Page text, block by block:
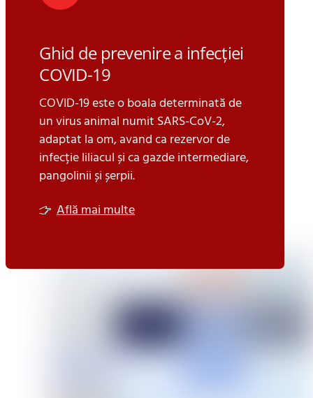
Ghid de prevenire a infecției
COVID-19
COVID-19 este o boala determinată de
un virus animal numit SARS-CoV-2,
adaptat la om, avand ca rezervor de
infecție liliacul și ca gazde intermediare,
pangolinii și șerpii.
Află mai multe